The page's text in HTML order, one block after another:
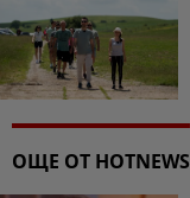
ОЩЕ ОТ HOTNEWS